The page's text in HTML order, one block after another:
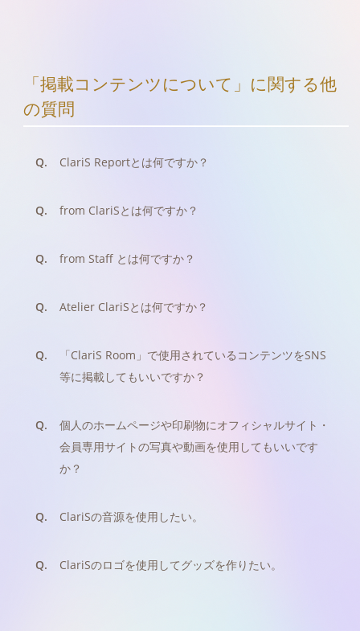
「掲載コンテンツについて」に関する他
の質問
Q. ClariS Reportとは何ですか？
Q. from ClariSとは何ですか？
Q. from Staff とは何ですか？
Q. Atelier ClariSとは何ですか？
Q.
「ClariS Room」で使用されているコンテンツをSNS
等に掲載してもいいですか？
Q.
個人のホームページや印刷物にオフィシャルサイト・
会員専用サイトの写真や動画を使用してもいいです
か？
Q. ClariSの音源を使用したい。
Q. ClariSのロゴを使用してグッズを作りたい。